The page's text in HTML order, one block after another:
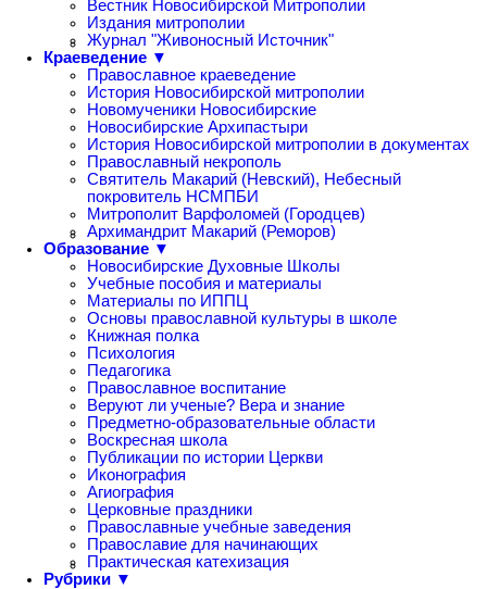
Вестник Новосибирской Митрополии
Издания митрополии
Журнал "Живоносный Источник"
Краеведение ▼
Православное краеведение
История Новосибирской митрополии
Новомученики Новосибирские
Новосибирские Архипастыри
История Новосибирской митрополии в документах
Православный некрополь
Святитель Макарий (Невский), Небесный
покровитель НСМПБИ
Митрополит Варфоломей (Городцев)
Архимандрит Макарий (Реморов)
Образование ▼
Новосибирские Духовные Школы
Учебные пособия и материалы
Материалы по ИППЦ
Основы православной культуры в школе
Книжная полка
Психология
Педагогика
Православное воспитание
Веруют ли ученые? Вера и знание
Предметно-образовательные области
Воскресная школа
Публикации по истории Церкви
Иконография
Агиография
Церковные праздники
Православные учебные заведения
Православие для начинающих
Практическая катехизация
Рубрики ▼